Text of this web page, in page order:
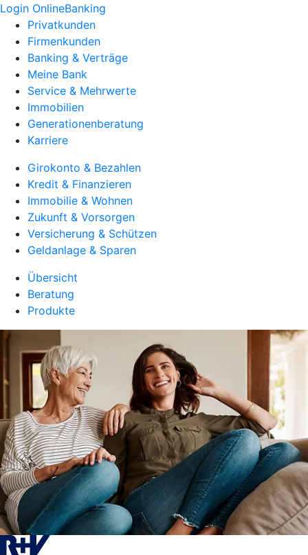
Login OnlineBanking
Privatkunden
Firmenkunden
Banking & Verträge
Meine Bank
Service & Mehrwerte
Immobilien
Generationenberatung
Karriere
Girokonto & Bezahlen
Kredit & Finanzieren
Immobilie & Wohnen
Zukunft & Vorsorgen
Versicherung & Schützen
Geldanlage & Sparen
Übersicht
Beratung
Produkte